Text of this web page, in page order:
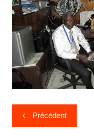
Précédent